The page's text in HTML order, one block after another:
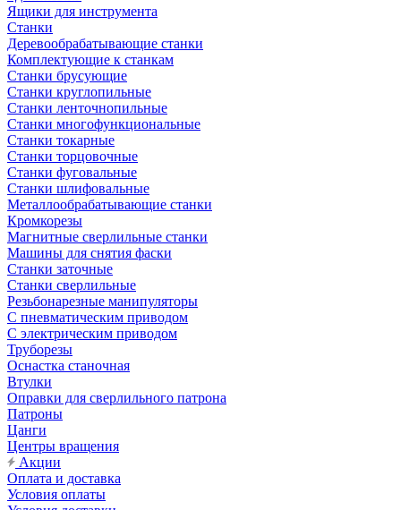
Ящики для инструмента
Станки
Деревообрабатывающие станки
Комплектующие к станкам
Станки брусующие
Станки круглопильные
Станки ленточнопильные
Станки многофункциональные
Станки токарные
Станки торцовочные
Станки фуговальные
Станки шлифовальные
Металлообрабатывающие станки
Кромкорезы
Магнитные сверлильные станки
Машины для снятия фаски
Станки заточные
Станки сверлильные
Резьбонарезные манипуляторы
С пневматическим приводом
С электрическим приводом
Труборезы
Оснастка станочная
Втулки
Оправки для сверлильного патрона
Патроны
Цанги
Центры вращения
Акции
Оплата и доставка
Условия оплаты